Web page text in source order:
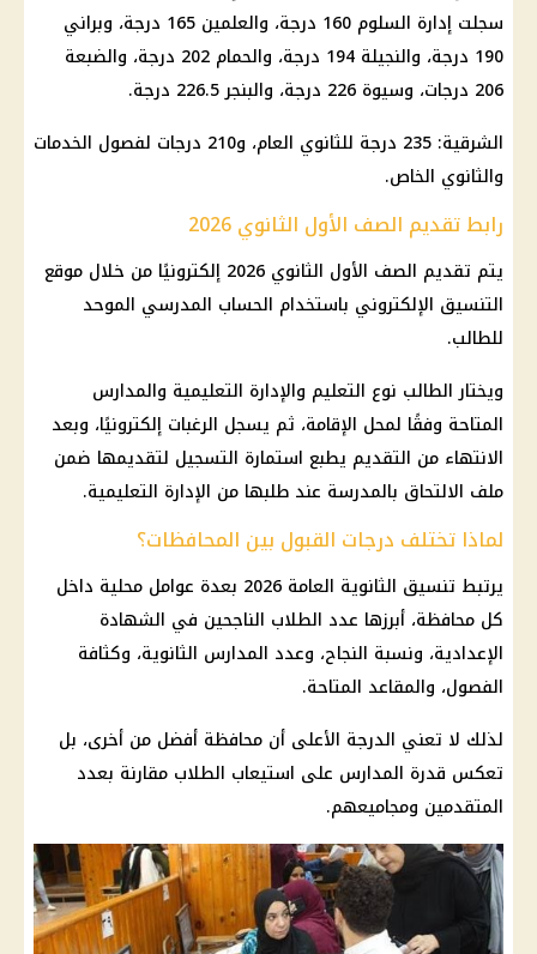
سجلت إدارة السلوم 160 درجة، والعلمين 165 درجة، وبراني
190 درجة، والنجيلة 194 درجة، والحمام 202 درجة، والضبعة
206 درجات، وسيوة 226 درجة، والبنجر 226.5 درجة.
الشرقية: 235 درجة للثانوي العام، و210 درجات لفصول الخدمات
والثانوي الخاص.
رابط تقديم الصف الأول الثانوي 2026
يتم تقديم الصف الأول الثانوي
موقع
التنسيق الإلكتروني باستخدام الحساب المدرسي الموحد
للطالب.
ويختار الطالب نوع التعليم والإدارة التعليمية والمدارس
المتاحة وفقًا لمحل الإقامة، ثم يسجل الرغبات إلكترونيًا، وبعد
الانتهاء من التقديم يطبع استمارة التسجيل لتقديمها ضمن
ملف الالتحاق بالمدرسة عند طلبها من الإدارة التعليمية.
لماذا تختلف درجات القبول بين المحافظات؟
يرتبط تنسيق الثانوية العامة 2026
بعدة عوامل محلية داخل
كل محافظة، أبرزها عدد الطلاب الناجحين في الشهادة
الإعدادية، ونسبة النجاح، وعدد المدارس الثانوية، وكثافة
الفصول، والمقاعد المتاحة.
لذلك لا تعني الدرجة الأعلى أن محافظة أفضل من أخرى، بل
تعكس قدرة المدارس على استيعاب الطلاب مقارنة بعدد
المتقدمين ومجاميعهم.